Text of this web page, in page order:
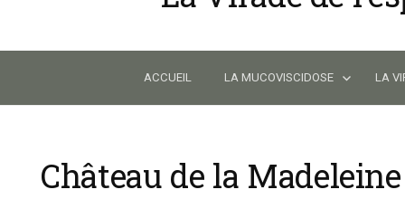
ACCUEIL LA MUCOVISCIDOSE LA
Château de la Madeleine